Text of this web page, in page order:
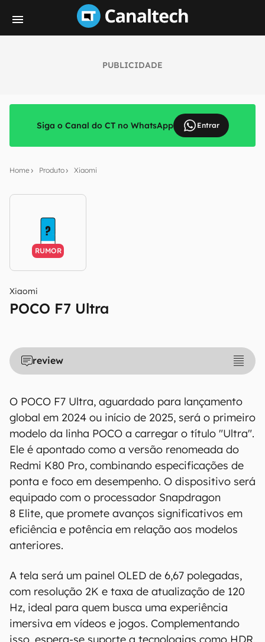
PUBLICIDADE
Siga o Canal do CT no WhatsApp Entrar
Home Produto Xiaomi
RUMOR
Xiaomi
POCO F7 Ultra
review
O POCO F7 Ultra, aguardado para lançamento
global em 2024 ou início de 2025, será o primeiro
modelo da linha POCO a carregar o título "Ultra".
Ele é apontado como a versão renomeada do
Redmi K80 Pro, combinando especificações de
ponta e foco em desempenho. O dispositivo será
equipado com o processador Snapdragon
8 Elite, que promete avanços significativos em
eficiência e potência em relação aos modelos
anteriores.
A tela será um painel OLED de 6,67 polegadas,
com resolução 2K e taxa de atualização de 120
Hz, ideal para quem busca uma experiência
imersiva em vídeos e jogos. Complementando